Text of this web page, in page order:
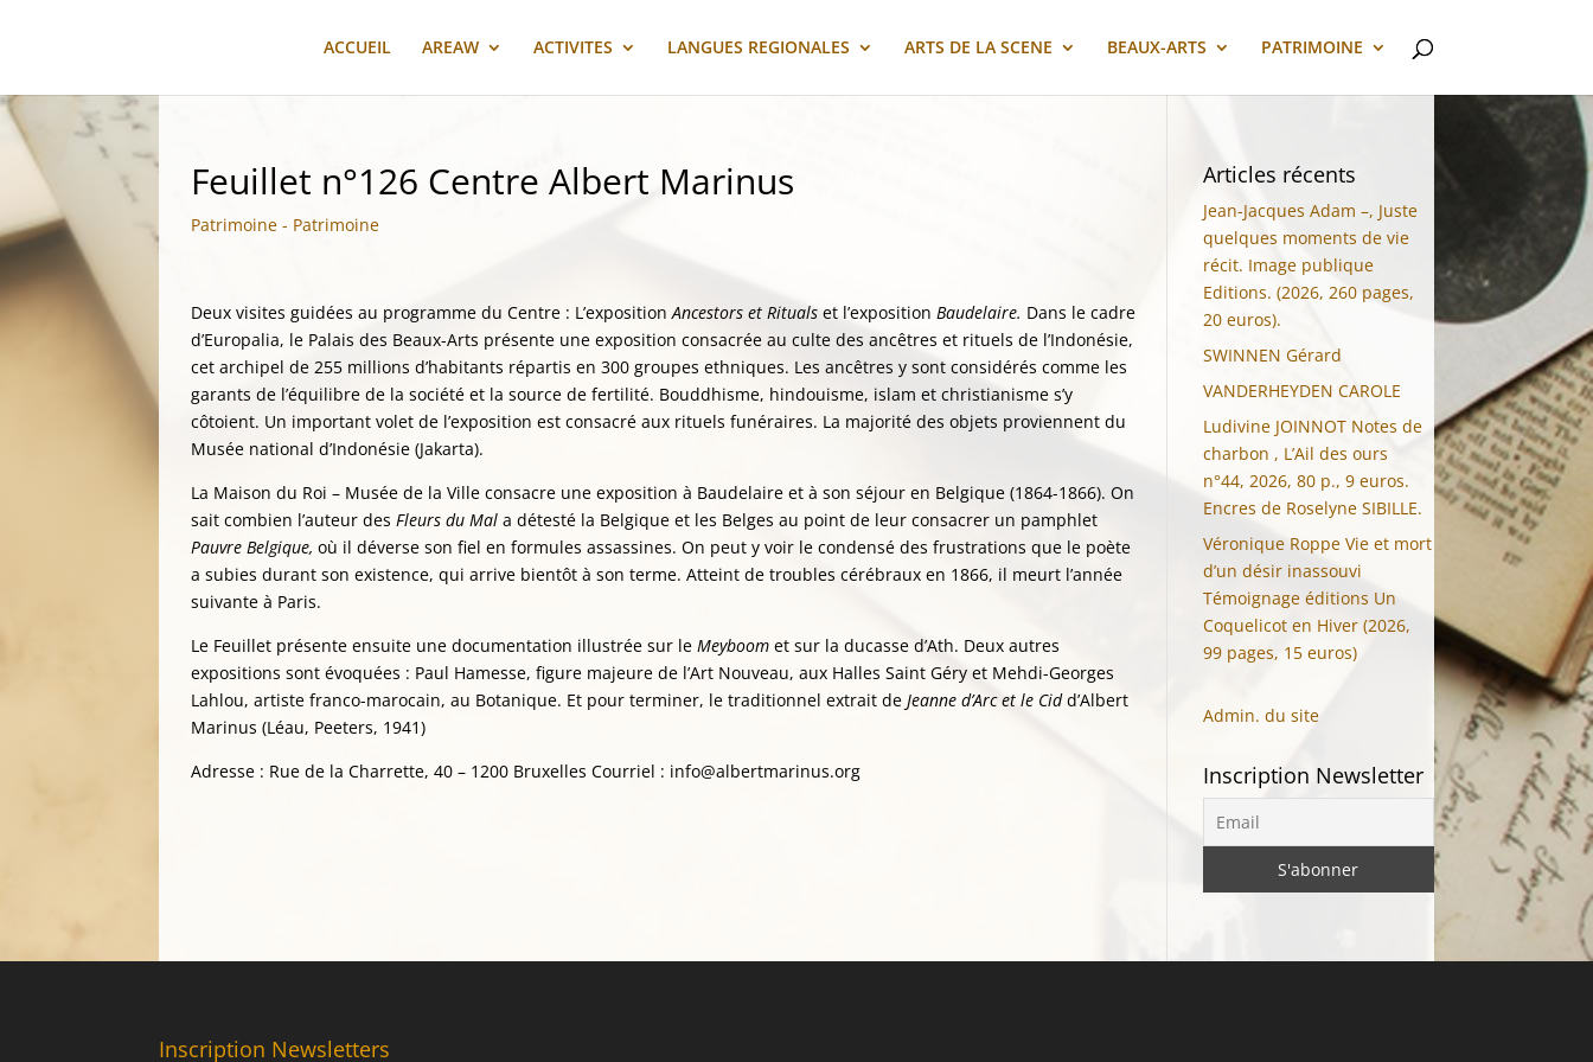
ACCUEIL AREAW ACTIVITES LANGUES REGIONALES ARTS DE LA SCENE BEAUX-ARTS PATRIMOINE
Feuillet n°126 Centre Albert Marinus
Patrimoine - Patrimoine
Deux visites guidées au programme du Centre : L’expositionAncestors et Ritualset l’expositionBaudelaire. Dans le cadre
d’Europalia, le Palais des Beaux-Arts présente une exposition consacrée au culte des ancêtres et rituels de l’Indonésie,
cet archipel de 255 millions d’habitants répartis en 300 groupes ethniques. Les ancêtres y sont considérés comme les
garants de l’équilibre de la société et la source de fertilité. Bouddhisme, hindouisme, islam et christianisme s’y
côtoient. Un important volet de l’exposition est consacré aux rituels funéraires. La majorité des objets proviennent du
Musée national d’Indonésie (Jakarta).
La Maison du Roi – Musée de la Ville consacre une exposition à Baudelaire et à son séjour en Belgique (1864-1866). On
sait combien l’auteur desFleurs du Mala détesté la Belgique et les Belges au point de leur consacrer un pamphlet
Pauvre Belgique,où il déverse son fiel en formules assassines. On peut y voir le condensé des frustrations que le poète
a subies durant son existence, qui arrive bientôt à son terme. Atteint de troubles cérébraux en 1866, il meurt l’année
suivante à Paris.
Le Feuillet présente ensuite une documentation illustrée sur leMeyboomet sur la ducasse d’Ath. Deux autres
expositions sont évoquées : Paul Hamesse, figure majeure de l’Art Nouveau, aux Halles Saint Géry et Mehdi-Georges
Lahlou, artiste franco-marocain, au Botanique. Et pour terminer, le traditionnel extrait deJeanne d’Arc et le Cidd’Albert
Marinus (Léau, Peeters, 1941)
Adresse : Rue de la Charrette, 40 – 1200 Bruxelles Courriel : info@albertmarinus.org
Articles récents
Jean-Jacques Adam –, Juste
quelques moments de vie
récit. Image publique
Editions. (2026, 260 pages,
20 euros).
SWINNEN Gérard
VANDERHEYDEN CAROLE
Ludivine JOINNOT Notes de
charbon , L’Ail des ours
n°44, 2026, 80 p., 9 euros.
Encres de Roselyne SIBILLE.
Véronique Roppe Vie et mort
d’un désir inassouvi
Témoignage éditions Un
Coquelicot en Hiver (2026,
99 pages, 15 euros)
Admin. du site
Inscription Newsletter
Inscription Newsletters